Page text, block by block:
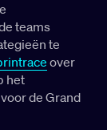
teams
te
over
het
de Grand